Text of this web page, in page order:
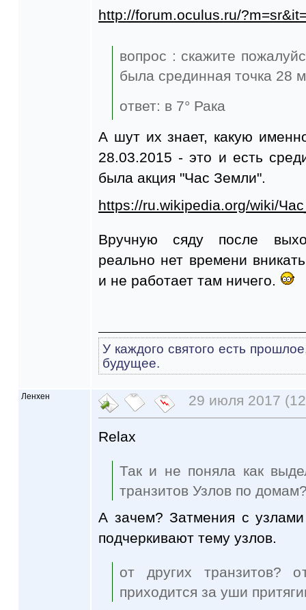
http://forum.oculus.ru/
вопрос : скажите
была срединная точка 28
ответ: в 7° Рака
А шут их знает, какую
28.03.2015 - это и есть
была акция "Час Земли".
https://ru.wikipedia.org/wiki/
Вручную сяду после
реально нет времени
и не работает там ничего.
У каждого святого есть
будущее.
Ленхен 29 июля 2017
Relax
Так и не поняла как
транзитов Узлов по
А зачем? Затмения с
подчеркивают тему узлов.
от других транзитов?
приходится за уши